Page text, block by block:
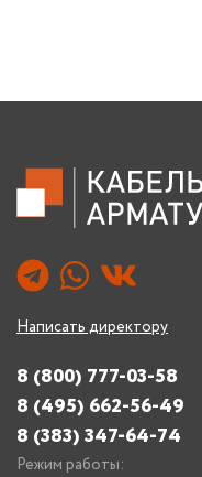
Написать директору
8 (800) 777-03-58
8 (495) 662-56-49
8 (383) 347-64-74
Режим работы: